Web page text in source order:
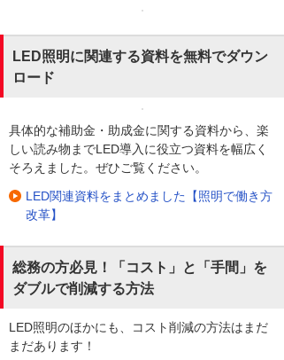
LED照明に関連する資料を無料でダウン
ロード
具体的な補助金・助成金に関する資料から、楽
しい読み物までLED導入に役立つ資料を幅広く
そろえました。ぜひご覧ください。
LED関連資料をまとめました【照明で働き方
改革】
総務の方必見！「コスト」と「手間」を
ダブルで削減する方法
LED照明のほかにも、コスト削減の方法はまだ
まだあります！